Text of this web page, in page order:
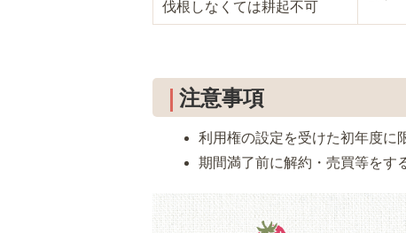
伐根しなくては耕起不可
注意事項
利用権の設定を受けた初年度に
期間満了前に解約・売買等をす